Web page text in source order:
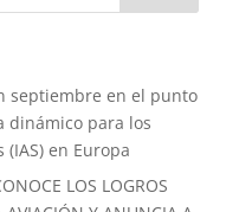
septiembre en el punto
dinámico para los
en Europa
LOS LOGROS